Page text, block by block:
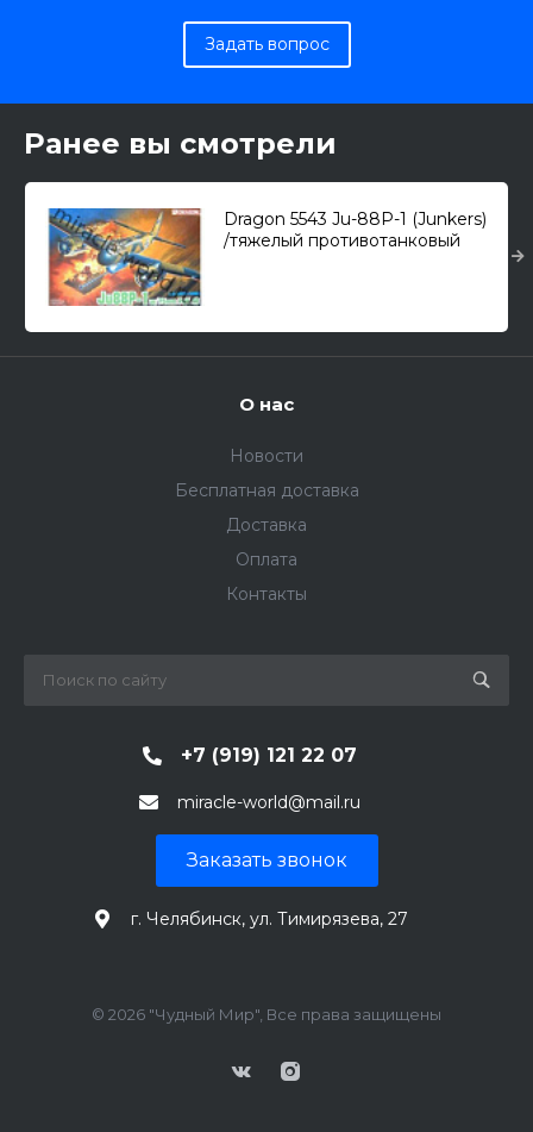
Задать вопрос
Ранее вы смотрели
Dragon 5543 Ju-88P-1 (Junkers)
/тяжелый противотанковый
О нас
Новости
Бесплатная доставка
Доставка
Оплата
Контакты
+7 (919) 121 22 07
miracle-world@mail.ru
Заказать звонок
г. Челябинск, ул. Тимирязева, 27
© 2026 "Чудный Мир", Все права защищены